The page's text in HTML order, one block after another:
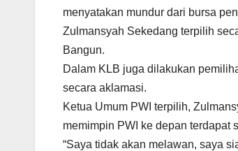
menyatakan mundur dari bursa
Zulmansyah Sekedang terpilih
Bangun.
Dalam KLB juga dilakukan
secara aklamasi.
Ketua Umum PWI terpilih,
memimpin PWI ke depan terdapat
“Saya tidak akan melawan, saya